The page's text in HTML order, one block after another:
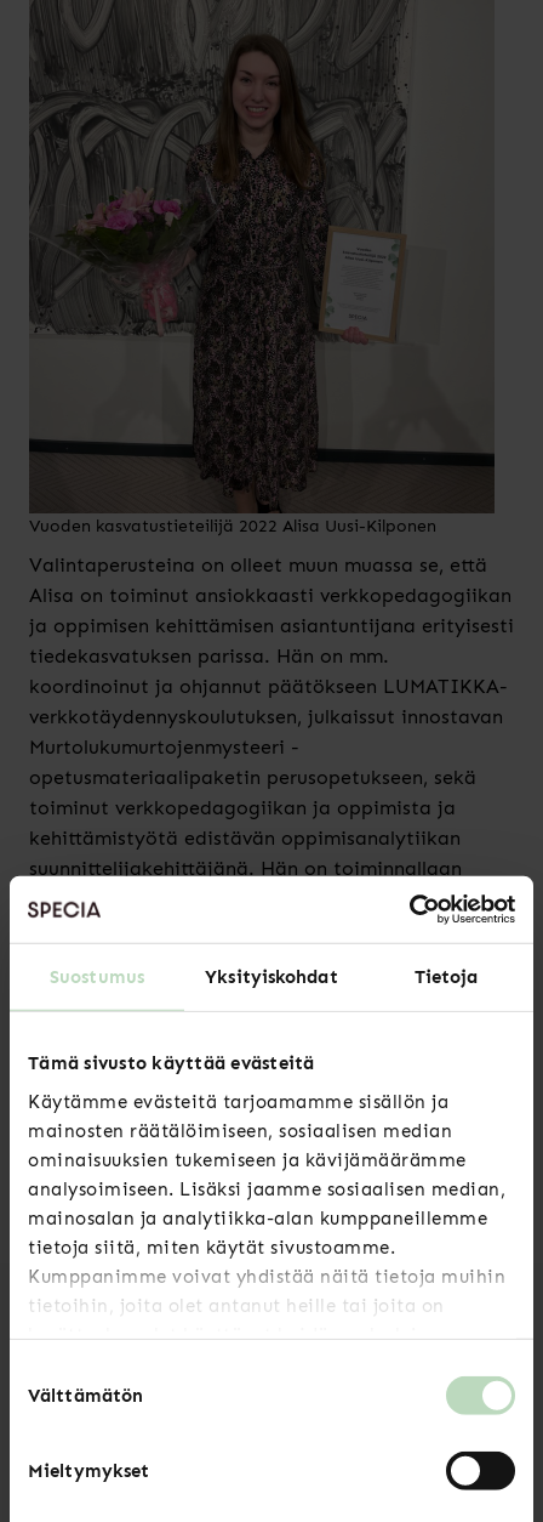
Suostumus Yksityiskohdat Tietoja
Tämä sivusto käyttää evästeitä
Käytämme evästeitä tarjoamamme sisällön ja
mainosten räätälöimiseen, sosiaalisen median
ominaisuuksien tukemiseen ja kävijämäärämme
analysoimiseen. Lisäksi jaamme sosiaalisen median,
mainosalan ja analytiikka-alan kumppaneillemme
tietoja siitä, miten käytät sivustoamme.
Kumppanimme voivat yhdistää näitä tietoja muihin
tietoihin, joita olet antanut heille tai joita on
kerätty, kun olet käyttänyt heidän palvelujaan.
valinta
Välttämätön
Mieltymykset
Vuoden kasvatustieteilijä 2022 Alisa Uusi-Kilponen
Valintaperusteina on olleet muun muassa se, että
Alisa on toiminut ansiokkaasti verkkopedagogiikan
ja oppimisen kehittämisen asiantuntijana erityisesti
tiedekasvatuksen parissa. Hän on mm.
koordinoinut ja ohjannut päätökseen LUMATIKKA-
verkkotäydennyskoulutuksen, julkaissut innostavan
Murtolukumurtojenmysteeri -
opetusmateriaalipaketin perusopetukseen, sekä
toiminut verkkopedagogiikan ja oppimista ja
kehittämistyötä edistävän oppimisanalytiikan
suunnittelijakehittäjänä. Hän on toiminnallaan
edistänyt kasvatustieteiden tunnettavuutta ja ollut
varmistamassa matematiikan opetuksen kehityksen
Vuoden kasvatustieteilijä-tunnustuksen myöntää
Suomen kasvatustieteilijöiden liitto SKOL ry.
Valinta julkistetaan SKOL:n ja ammattijärjestö
Specian järjestämässä kasvatustieteilijöille
suunnatussa Kasvuseminaarissa.
Luitko jo nämä?
Uutiset